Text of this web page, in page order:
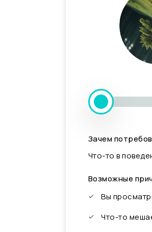
Зачем
Что-то в
Возможные
Вы
Что-то